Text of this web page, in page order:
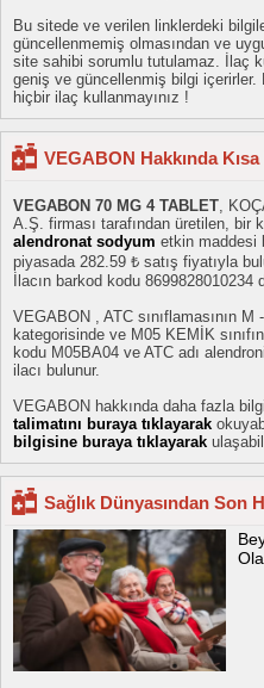
Bu sitede ve verilen linklerdeki
güncellenmemiş olmasından ve
site sahibi sorumlu tutulamaz. İlaç
geniş ve güncellenmiş bilgi içerirler.
hiçbir ilaç kullanmayınız !
VEGABON Hakkında
VEGABON 70 MG 4 TABLET,
A.Ş. firması tarafından üretilen, bir
alendronat sodyum etkin maddesi
piyasada 282.59 ₺ satış fiyatıyla
İlacın barkod kodu 8699828010234
VEGABON , ATC sınıflamasının
kategorisinde ve M05 KEMİK
kodu M05BA04 ve ATC adı
ilacı bulunur.
VEGABON hakkında daha fazla
talimatını buraya tıklayarak
bilgisine buraya tıklayarak
Sağlık Dünyasından Son